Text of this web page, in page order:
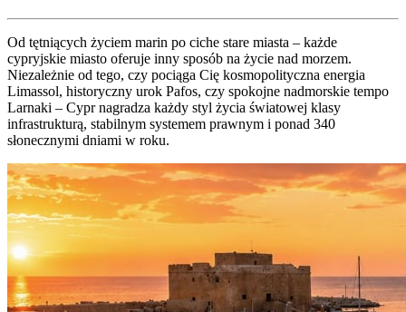
Od tętniących życiem marin po ciche stare miasta – każde
cypryjskie miasto oferuje inny sposób na życie nad morzem.
Niezależnie od tego, czy pociąga Cię kosmopolityczna energia
Limassol, historyczny urok Pafos, czy spokojne nadmorskie tempo
Larnaki – Cypr nagradza każdy styl życia światowej klasy
infrastrukturą, stabilnym systemem prawnym i ponad 340
słonecznymi dniami w roku.